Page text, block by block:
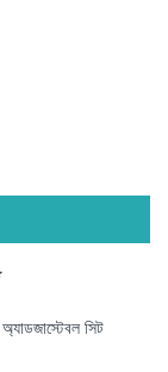
সিট